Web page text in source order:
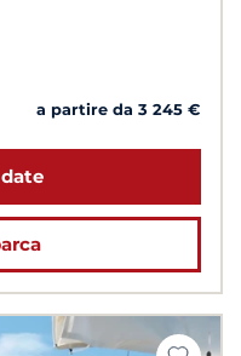
a partire da 3 245 €